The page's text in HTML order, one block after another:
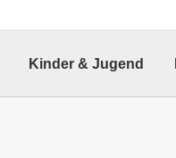
Kinder & Jugend